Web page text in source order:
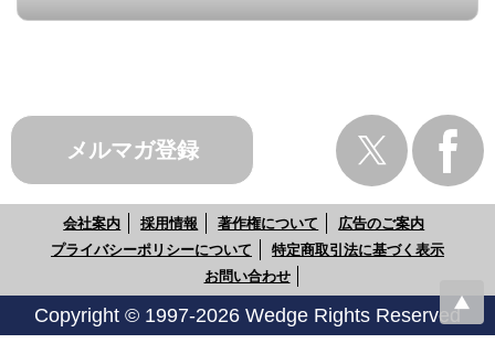
メルマガ登録
会社案内 採用情報 著作権について
広告のご案内
プライバシーポリシーについて
特定商取引法に基づく表示
お問い合わせ
Copyright © 1997-2026 Wedge Rights Reserved